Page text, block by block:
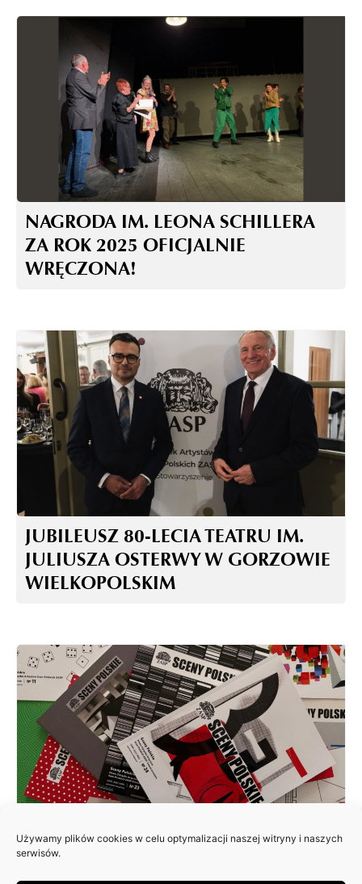
Używamy plików cookies w celu optymalizacji naszej witryny i naszych
serwisów.
NAGRODA IM. LEONA SCHILLERA
ZA ROK 2025 OFICJALNIE
WRĘCZONA!
JUBILEUSZ 80-LECIA TEATRU IM.
JULIUSZA OSTERWY W GORZOWIE
WIELKOPOLSKIM
ZAPRASZAMY DO NADSYŁANIA